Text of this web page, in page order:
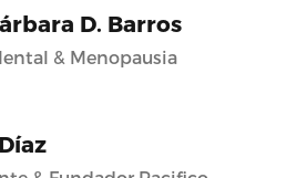
D. Barros
& Menopausia